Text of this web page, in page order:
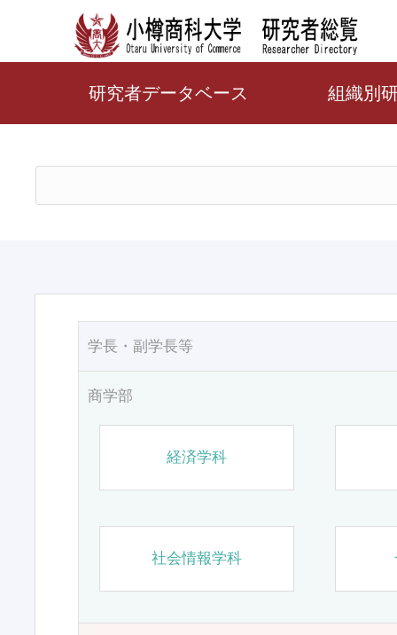
研究者データベース 組織別
学長・副学長等
商学部
経済学科
社会情報学科